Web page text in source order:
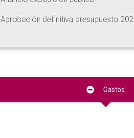
Aprobación definitiva presupuesto
Gastos